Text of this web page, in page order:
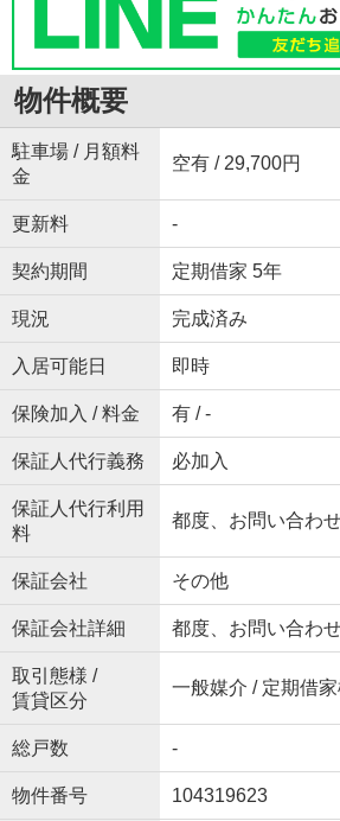
物件概要
駐車場 / 月額料
金
空有 / 29,700円
更新料 -
契約期間 定期借家 5年
現況 完成済み
入居可能日 即時
保険加入 / 料金 有 / -
保証人代行義務 必加入
保証人代行利用
料
都度、お問い合わ
保証会社 その他
保証会社詳細 都度、お問い合わ
取引態様 /
賃貸区分
一般媒介 / 定期借
総戸数 -
物件番号 104319623